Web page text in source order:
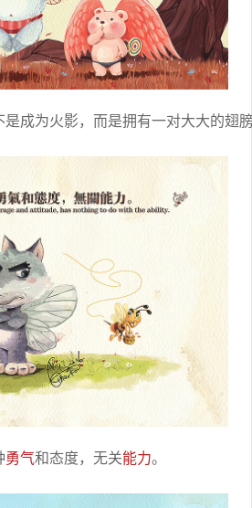
是成为火影，而是拥有一对大大的翅
勇气和态度，无关能力。